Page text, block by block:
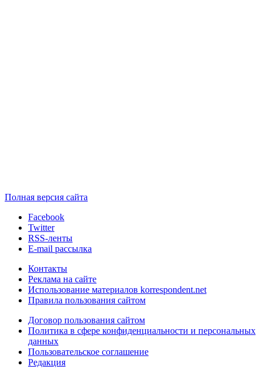
Полная версия сайта
Facebook
Twitter
RSS-ленты
E-mail рассылка
Контакты
Реклама на сайте
Использование материалов korrespondent.net
Правила пользования сайтом
Договор пользования сайтом
Политика в сфере конфиденциальности и персональных
данных
Пользовательское соглашение
Редакция